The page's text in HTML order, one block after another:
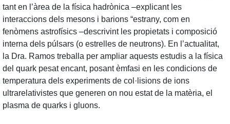
tant en l’àrea de la física hadrònica –explicant les
interaccions dels mesons i barions “estrany, com en
fenòmens astrofísics –descrivint les propietats i composició
interna dels púlsars (o estrelles de neutrons). En l’actualitat,
la Dra. Ramos treballa per ampliar aquests estudis a la física
del quark pesat encant, posant èmfasi en les condicions de
temperatura dels experiments de col·lisions de ions
ultrarelativistes que generen on nou estat de la matèria, el
plasma de quarks i gluons.